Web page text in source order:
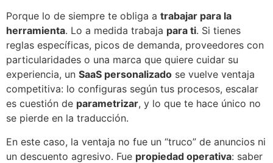
Porque lo de siempre te obliga a trabajar para la
herramienta. Lo a medida trabaja para ti. Si tienes
reglas específicas, picos de demanda, proveedores con
particularidades o una marca que quiere cuidar su
experiencia, un SaaS personalizado se vuelve ventaja
competitiva: lo configuras según tus procesos, escalar
es cuestión de parametrizar, y lo que te hace único no
se pierde en la traducción.
En este caso, la ventaja no fue un “truco” de anuncios ni
un descuento agresivo. Fue propiedad operativa: saber